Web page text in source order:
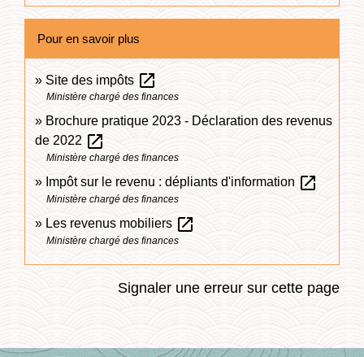
Pour en savoir plus
Site des impôts open_in_new
Ministère chargé des finances
Brochure pratique 2023 - Déclaration des revenus
de 2022 open_in_new
Ministère chargé des finances
Impôt sur le revenu : dépliants d'information open_in_new
Ministère chargé des finances
Les revenus mobiliers open_in_new
Ministère chargé des finances
Signaler une erreur sur cette page